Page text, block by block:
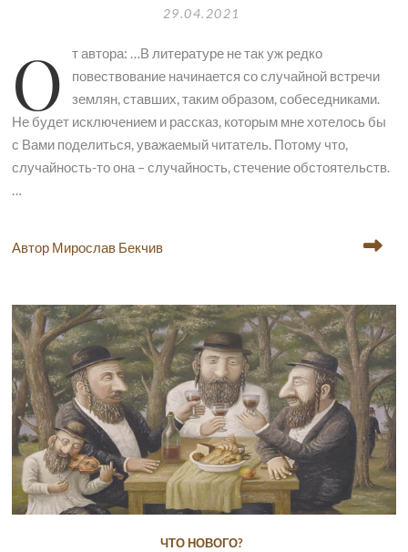
29.04.2021
О
т автора: …В литературе не так уж редко
повествование начинается со случайной встречи
землян, ставших, таким образом, собеседниками.
Не будет исключением и рассказ, которым мне хотелось бы
с Вами поделиться, уважаемый читатель. Потому что,
случайность-то она – случайность, стечение обстоятельств.
…
Автор Мирослав Бекчив
ЧТО НОВОГО?